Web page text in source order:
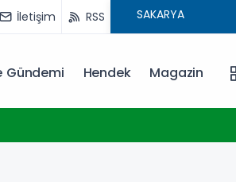
İletişim RSS
Gündemi Hendek Magazin